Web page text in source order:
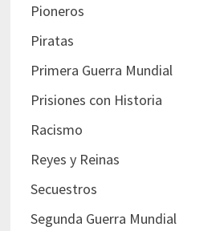
Pioneros
Piratas
Primera Guerra Mundial
Prisiones con Historia
Racismo
Reyes y Reinas
Secuestros
Segunda Guerra Mundial